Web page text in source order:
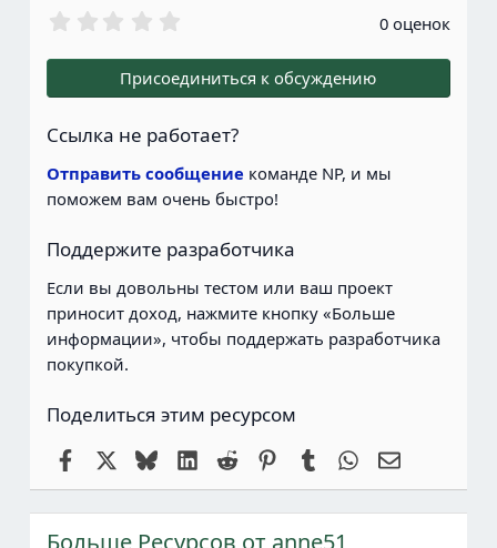
0
0
з
е
з
д
ы
0 оценок
Присоединиться к обсуждению
Ссылка не работает?
Отправить сообщение команде NP, и мы
поможем вам очень быстро!
Поддержите разработчика
Если вы довольны тестом или ваш проект
приносит доход, нажмите кнопку «Больше
информации», чтобы поддержать разработчика
покупкой.
Поделиться этим ресурсом
FacebookBlueskyLinkedIn
Reddit Pinterest
Tumblr WhatsApp
Больше Ресурсов от anne51